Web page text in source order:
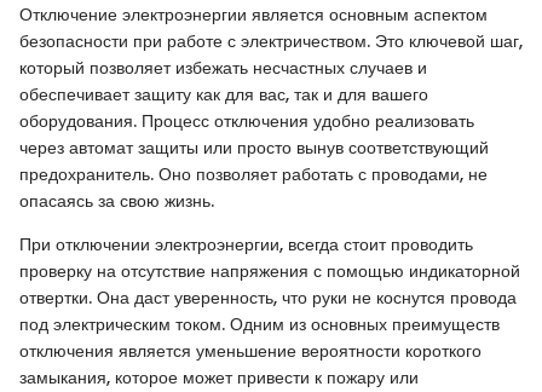
Отключение электроэнергии является основным аспектом
безопасности при работе с электричеством. Это ключевой шаг,
который позволяет избежать несчастных случаев и
обеспечивает защиту как для вас, так и для вашего
оборудования. Процесс отключения удобно реализовать
через автомат защиты или просто вынув соответствующий
предохранитель. Оно позволяет работать с проводами, не
опасаясь за свою жизнь.
При отключении электроэнергии, всегда стоит проводить
проверку на отсутствие напряжения с помощью индикаторной
отвертки. Она даст уверенность, что руки не коснутся провода
под электрическим током. Одним из основных преимуществ
отключения является уменьшение вероятности короткого
замыкания, которое может привести к пожару или